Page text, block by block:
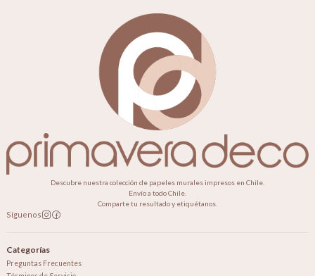
Descubre nuestra colección de papeles murales impresos en Chile.
Envío a todo Chile.
Comparte tu resultado y etiquétanos.
Síguenos
Categorías
Preguntas Frecuentes